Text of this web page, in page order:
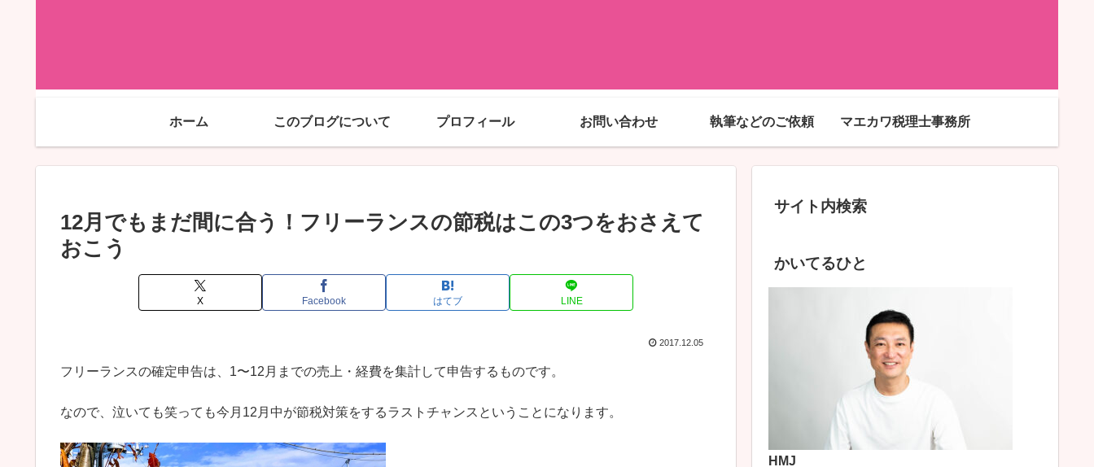
ホーム このブログについて プロフィール お問い合わせ 執筆などのご依頼 マエカワ税理士事務所
12月でもまだ間に合う！フリーランスの節税はこの3つをおさえて
おこう
X Facebook はてブ LINE
2017.12.05
フリーランスの確定申告は、1〜12月までの売上・経費を集計して申告するものです。
なので、泣いても笑っても今月12月中が節税対策をするラストチャンスということになります。
サイト内検索
かいてるひと
HMJ